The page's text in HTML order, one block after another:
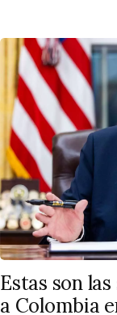
Estas son
a Colombia